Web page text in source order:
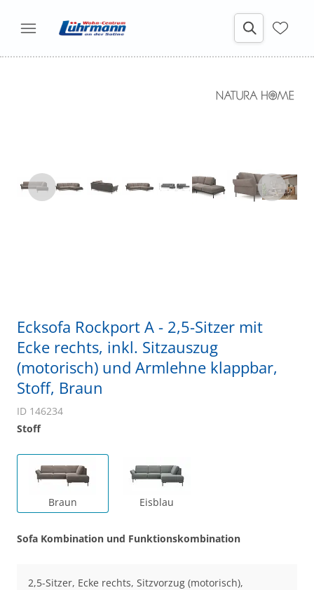
Ecksofa Rockport A - 2,5-Sitzer mit
Ecke rechts, inkl. Sitzauszug
(motorisch) und Armlehne klappbar,
Stoff, Braun
ID 146234
Stoff
Braun Eisblau
Sofa Kombination und Funktionskombination
2,5-Sitzer, Ecke rechts, Sitzvorzug (motorisch),